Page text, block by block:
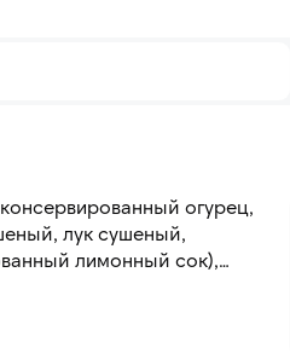
огурец,
лук сушеный,
лимонный сок),
ароматизатор